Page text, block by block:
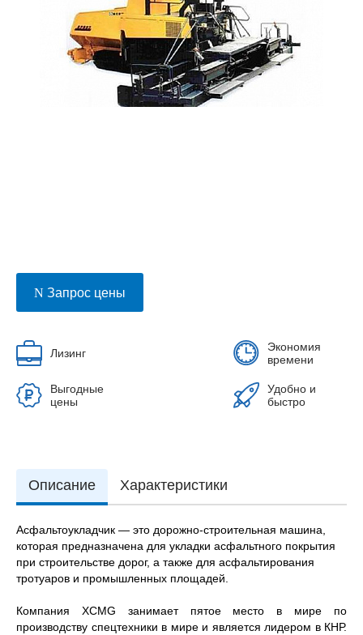
Запрос цены
Лизинг
Экономия
времени
Выгодные
цены
Удобно и
быстро
Описание Характеристики
Асфальтоукладчик — это дорожно-строительная машина,
которая предназначена для укладки асфальтного покрытия
при строительстве дорог, а также для асфальтирования
тротуаров и промышленных площадей.
Компания XCMG занимает пятое место в мире по
производству спецтехники в мире и является лидером в КНР.